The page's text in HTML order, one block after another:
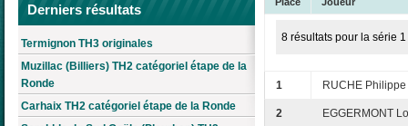
Derniers résultats
Termignon TH3 originales
Muzillac (Billiers) TH2 catégoriel étape de la
Ronde
Carhaix TH2 catégoriel étape de la Ronde
Place Joueur
8 résultats pour la série 1
1 RUCHE Philippe
2 EGGERMONT